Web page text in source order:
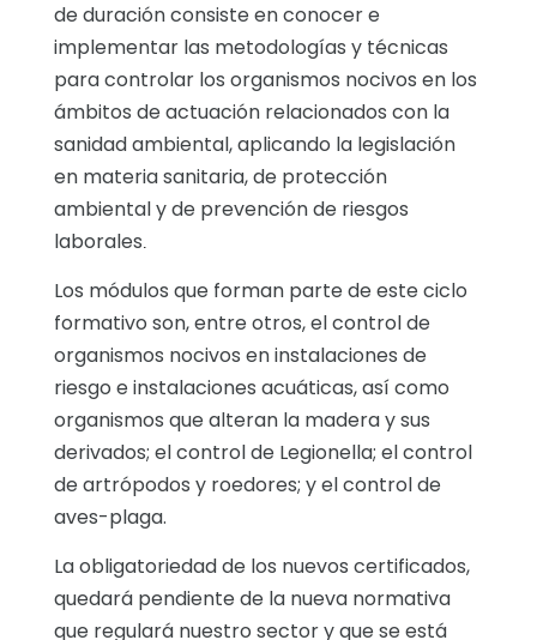
de duración consiste en conocer e
implementar las metodologías y técnicas
para controlar los organismos nocivos en los
ámbitos de actuación relacionados con la
sanidad ambiental, aplicando la legislación
en materia sanitaria, de protección
ambiental y de prevención de riesgos
laborales.
Los módulos que forman parte de este ciclo
formativo son, entre otros, el control de
organismos nocivos en instalaciones de
riesgo e instalaciones acuáticas, así como
organismos que alteran la madera y sus
derivados; el control de Legionella; el control
de artrópodos y roedores; y el control de
aves-plaga.
La obligatoriedad de los nuevos certificados,
quedará pendiente de la nueva normativa
que regulará nuestro sector y que se está